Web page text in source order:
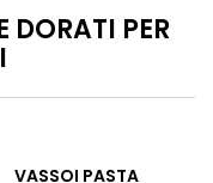
DORATI PER
VASSOI PASTA